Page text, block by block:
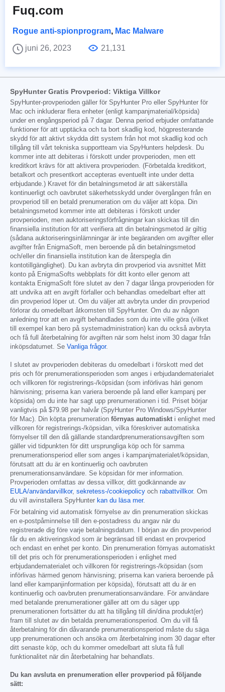
Fuq.com
Rogue anti-spionprogram, Mac Malware
juni 26, 2023
21,131
SpyHunter Gratis Provperiod: Viktiga Villkor
SpyHunter-provperioden gäller för SpyHunter Pro eller SpyHunter för
Mac och inkluderar flera enheter (enligt kampanjmaterial/köpsida)
under en engångsperiod på 7 dagar. Denna period erbjuder omfattande
funktioner för att upptäcka och ta bort skadlig kod, högpresterande
skydd för att aktivt skydda ditt system från hot mot skadlig kod och
tillgång till vårt tekniska supportteam via SpyHunters helpdesk. Du
kommer inte att debiteras i förskott under provperioden, men ett
kreditkort krävs för att aktivera provperioden. (Förbetalda kreditkort,
betalkort och presentkort accepteras eventuellt inte under detta
erbjudande.) Kravet för din betalningsmetod är att säkerställa
kontinuerligt och oavbrutet säkerhetsskydd under övergången från en
provperiod till en betald prenumeration om du väljer att köpa. Din
betalningsmetod kommer inte att debiteras i förskott under
provperioden, men auktoriseringsförfrågningar kan skickas till din
finansiella institution för att verifiera att din betalningsmetod är giltig
(sådana auktoriseringsinlämningar är inte begäranden om avgifter eller
avgifter från EnigmaSoft, men beroende på din betalningsmetod
och/eller din finansiella institution kan de återspegla din
kontotillgänglighet). Du kan avbryta din provperiod via avsnittet Mitt
konto på EnigmaSofts webbplats för ditt konto eller genom att
kontakta EnigmaSoft före slutet av den 7 dagar långa provperioden för
att undvika att en avgift förfaller och behandlas omedelbart efter att
din provperiod löper ut. Om du väljer att avbryta under din provperiod
förlorar du omedelbart åtkomsten till SpyHunter. Om du av någon
anledning tror att en avgift behandlades som du inte ville göra (vilket
till exempel kan bero på systemadministration) kan du också avbryta
och få full återbetalning för avgiften när som helst inom 30 dagar från
inköpsdatumet. Se Vanliga frågor.
I slutet av provperioden debiteras du omedelbart i förskott med det
pris och för prenumerationsperioden som anges i erbjudandematerialet
och villkoren för registrerings-/köpsidan (som införlivas häri genom
hänvisning; priserna kan variera beroende på land eller kampanj per
köpsida) om du inte har sagt upp prenumerationen i tid. Priset börjar
vanligtvis på $79.98 per halvår (SpyHunter Pro Windows/SpyHunter
för Mac). Din köpta prenumeration förnyas automatiskt i enlighet med
villkoren för registrerings-/köpsidan, vilka föreskriver automatiska
förnyelser till den då gällande standardprenumerationsavgiften som
gäller vid tidpunkten för ditt ursprungliga köp och för samma
prenumerationsperiod eller som anges i kampanjmaterialet/köpsidan,
förutsatt att du är en kontinuerlig och oavbruten
prenumerationsanvändare. Se köpsidan för mer information.
Provperioden omfattas av dessa villkor, ditt godkännande av
EULA/användarvillkor, sekretess-/cookiepolicy och rabattvillkor. Om
du vill avinstallera SpyHunter kan du läsa mer.
För betalning vid automatisk förnyelse av din prenumeration skickas
en e-postpåminnelse till den e-postadress du angav när du
registrerade dig före varje betalningsdatum. I början av din provperiod
får du en aktiveringskod som är begränsad till endast en provperiod
och endast en enhet per konto. Din prenumeration förnyas automatiskt
till det pris och för prenumerationsperioden i enlighet med
erbjudandematerialet och villkoren för registrerings-/köpsidan (som
införlivas härmed genom hänvisning; priserna kan variera beroende på
land eller kampanjinformation per köpsida), förutsatt att du är en
kontinuerlig och oavbruten prenumerationsanvändare. För användare
med betalande prenumerationer gäller att om du säger upp
prenumerationen fortsätter du att ha tillgång till din/dina produkt(er)
fram till slutet av din betalda prenumerationsperiod. Om du vill få
återbetalning för din dåvarande prenumerationsperiod måste du säga
upp prenumerationen och ansöka om återbetalning inom 30 dagar efter
ditt senaste köp, och du kommer omedelbart att sluta få full
funktionalitet när din återbetalning har behandlats.
Du kan avsluta en prenumeration eller provperiod på följande
sätt: